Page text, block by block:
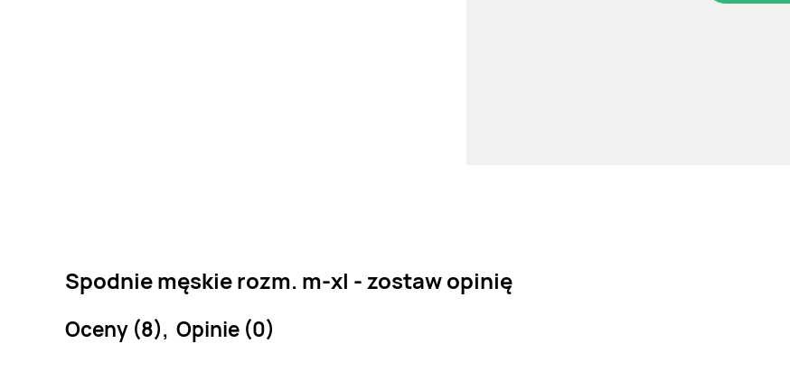
Spodnie męskie rozm. m-xl - zostaw opinię
Oceny (8), Opinie (0)